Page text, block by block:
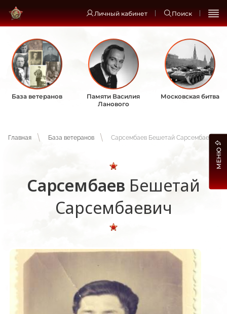
Личный кабинет Поиск
База ветеранов
Памяти Василия
Ланового
Московская битва
Главная База ветеранов Сарсембаев Бешетай Сарсембаевич
Сарсембаев Бешетай
Сарсембаевич
МЕНЮ